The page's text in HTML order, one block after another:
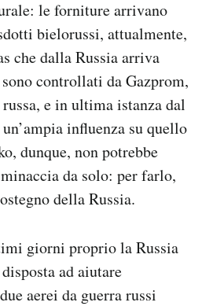
le forniture arrivano
bielorussi, attualmente,
che dalla Russia arriva
controllati da Gazprom,
e in ultima istanza dal
influenza su quello
dunque, non potrebbe
da solo: per farlo,
della Russia.
giorni proprio la Russia
ad aiutare
aerei da guerra russi